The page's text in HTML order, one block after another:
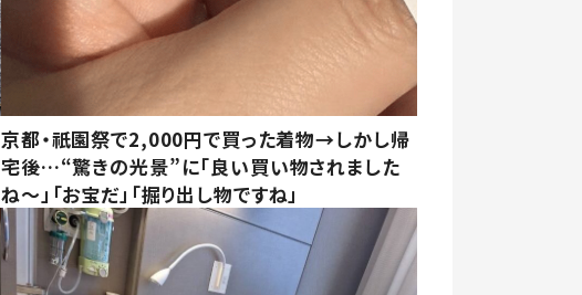
京都・祇園祭で2,000円で買った着物→しかし帰
宅後…“驚きの光景”に「良い買い物されました
ね～」「お宝だ」「掘り出し物ですね」